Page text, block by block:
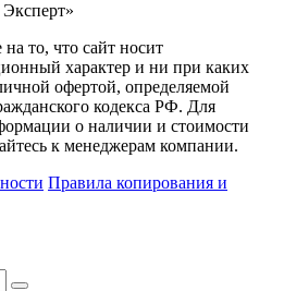
то, что сайт носит
характер и ни при каких
офертой, определяемой
кодекса РФ. Для
о наличии и стоимости
к менеджерам компании.
Правила копирования и